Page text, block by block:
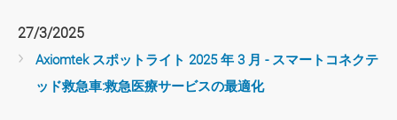
27/3/2025
Axiomtek スポットライト 2025 年 3 月 - スマートコネクテ
ッド救急車:救急医療サービスの最適化